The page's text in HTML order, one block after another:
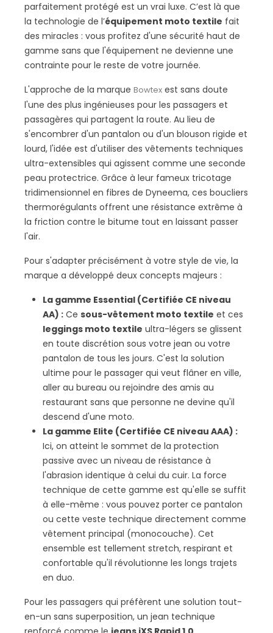
parfaitement protégé est un vrai luxe. C’est là que
la technologie de l’équipement moto textile fait
des miracles : vous profitez d'une sécurité haut de
gamme sans que l'équipement ne devienne une
contrainte pour le reste de votre journée.
L'approche de la marque Bowtex est sans doute
l'une des plus ingénieuses pour les passagers et
passagères qui partagent la route. Au lieu de
s'encombrer d'un pantalon ou d'un blouson rigide et
lourd, l'idée est d'utiliser des vêtements techniques
ultra-extensibles qui agissent comme une seconde
peau protectrice. Grâce à leur fameux tricotage
tridimensionnel en fibres de Dyneema, ces boucliers
thermorégulants offrent une résistance extrême à
la friction contre le bitume tout en laissant passer
l'air.
Pour s'adapter précisément à votre style de vie, la
marque a développé deux concepts majeurs :
La gamme Essential (Certifiée CE niveau
AA) : Ce sous-vêtement moto textile et ces
leggings moto textile ultra-légers se glissent
en toute discrétion sous votre jean ou votre
pantalon de tous les jours. C'est la solution
ultime pour le passager qui veut flâner en ville,
aller au bureau ou rejoindre des amis au
restaurant sans que personne ne devine qu'il
descend d'une moto.
La gamme Elite (Certifiée CE niveau AAA) :
Ici, on atteint le sommet de la protection
passive avec un niveau de résistance à
l'abrasion identique à celui du cuir. La force
technique de cette gamme est qu'elle se suffit
à elle-même : vous pouvez porter ce pantalon
ou cette veste technique directement comme
vêtement principal (monocouche). Cet
ensemble est tellement stretch, respirant et
confortable qu'il révolutionne les longs trajets
en duo.
Pour les passagers qui préfèrent une solution tout-
en-un sans superposition, un jean technique